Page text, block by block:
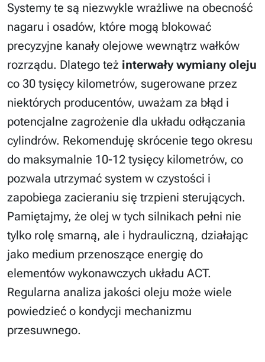
Systemy te są niezwykle wrażliwe na obecność
nagaru i osadów, które mogą blokować
precyzyjne kanały olejowe wewnątrz wałków
rozrządu. Dlatego też interwały wymiany oleju
co 30 tysięcy kilometrów, sugerowane przez
niektórych producentów, uważam za błąd i
potencjalne zagrożenie dla układu odłączania
cylindrów. Rekomenduję skrócenie tego okresu
do maksymalnie 10-12 tysięcy kilometrów, co
pozwala utrzymać system w czystości i
zapobiega zacieraniu się trzpieni sterujących.
Pamiętajmy, że olej w tych silnikach pełni nie
tylko rolę smarną, ale i hydrauliczną, działając
jako medium przenoszące energię do
elementów wykonawczych układu ACT.
Regularna analiza jakości oleju może wiele
powiedzieć o kondycji mechanizmu
przesuwnego.